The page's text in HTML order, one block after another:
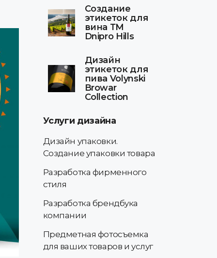
Создание
этикеток для
вина ТМ
Dnipro Hills
Дизайн
этикеток для
пива Volynski
Browar
Collection
Услуги дизайна
Дизайн упаковки.
Создание упаковки товара
Разработка фирменного
стиля
Разработка брендбука
компании
Предметная фотосъемка
для ваших товаров и услуг